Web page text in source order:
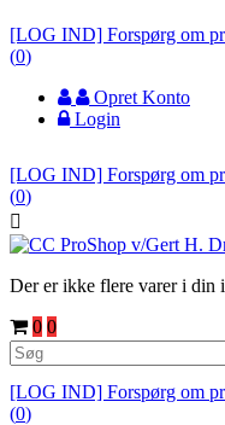
[LOG IND] Forspørg om
(0)
Opret Konto
Login
[LOG IND] Forspørg om
(0)

Der er ikke flere varer i din
0 0
[LOG IND] Forspørg om
(0)